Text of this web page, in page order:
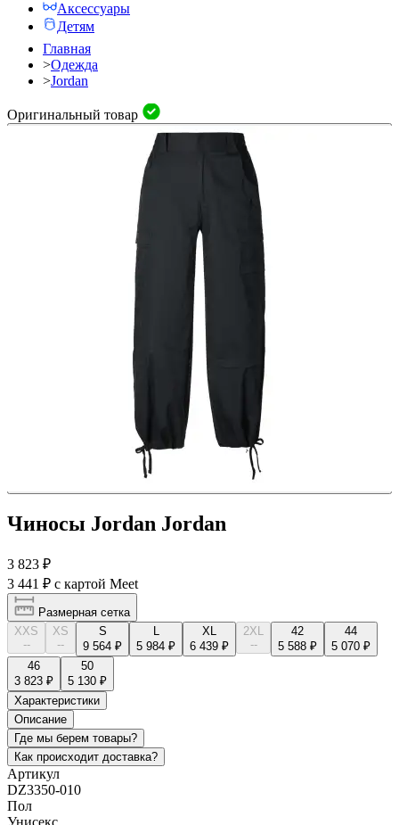
Аксессуары
Детям
Главная
>Одежда
>Jordan
Оригинальный товар
Чиносы Jordan Jordan
3 823 ₽
3 441 ₽ с картой Meet
Размерная сетка
XXS
--
XS
--
S
9 564 ₽
5 984 ₽
XL
6 439 ₽
2XL
--
42
5 588 ₽
44
5 070 ₽
46
3 823 ₽
50
5 130 ₽
Характеристики
Описание
Где мы берем товары?
Как происходит доставка?
Артикул
DZ3350-010
Пол
Унисекс